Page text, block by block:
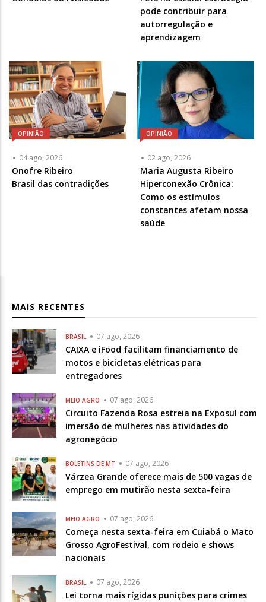
Chamada
-
Opcional
pode contribuir para
autorregulação e
aprendizagem
OPINIÃO
04 ago, 2026
Articulista
ou
Onofre Ribeiro
Brasil das contradições
OPINIÃO
02 ago, 2026
Articulista
ou
Chamada
-
Opcional
Maria Augusta Ribeiro
Hiperconexão Crônica:
Como os estímulos
constantes afetam nossa
saúde
MAIS RECENTES
BRASIL 07 ago, 2026
CAIXA e iFood facilitam financiamento de
motos e bicicletas elétricas para
entregadores
MEIO AGRO 07 ago, 2026
Circuito Fazenda Rosa estreia na Exposul com
imersão de mulheres nas atividades do
agronegócio
BOLETINS DE MT 07 ago, 2026
Várzea Grande oferece mais de 500 vagas de
emprego em mutirão nesta sexta-feira
MEIO AGRO 07 ago, 2026
Começa nesta sexta-feira em Cuiabá o Mato
Grosso AgroFestival, com rodeio e shows
nacionais
BRASIL 07 ago, 2026
Lei torna mais rígidas punições para crimes